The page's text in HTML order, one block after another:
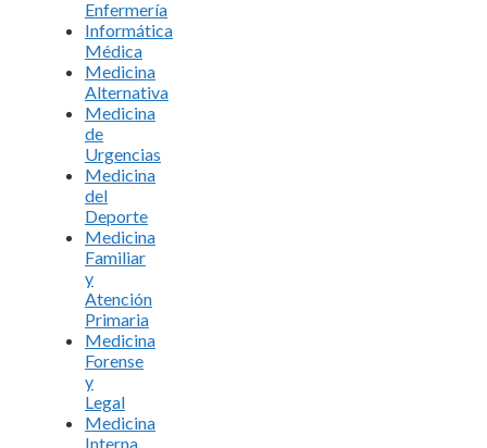
Enfermería
Informática
Médica
Medicina
Alternativa
Medicina
de
Urgencias
Medicina
del
Deporte
Medicina
Familiar
y
Atención
Primaria
Medicina
Forense
y
Legal
Medicina
Interna